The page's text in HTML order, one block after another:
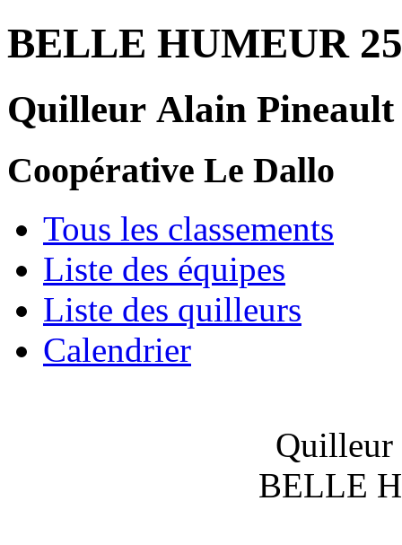
BELLE HUMEUR
Quilleur Alain Pineault
Coopérative Le Dallo
Tous les classements
Liste des équipes
Liste des quilleurs
Calendrier
Quilleur
BELLE